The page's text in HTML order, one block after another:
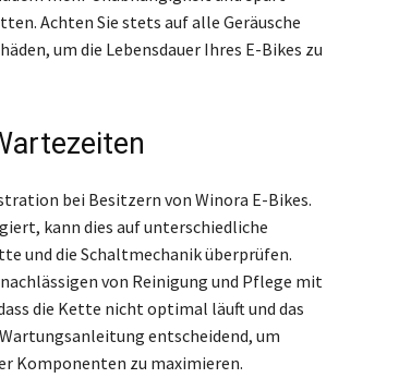
Achten Sie stets auf alle Geräusche
um die Lebensdauer Ihres E-Bikes zu
bei Besitzern von Winora E-Bikes.
kann dies auf unterschiedliche
und die Schaltmechanik überprüfen.
von Reinigung und Pflege mit
die Kette nicht optimal läuft und das
entscheidend, um
Komponenten zu maximieren.